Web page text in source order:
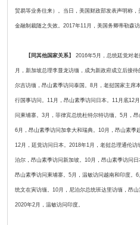
贸易等业务往来）。当日，美国财政部发表声明称
金融制裁随之失效。2017年11月，美国务卿蒂勒森访
【同其他国家关系】 2016年5月，总统廷觉对
月，新加坡总理李显龙访缅，成为新政府成立后接
尔吉访缅，昂山素季访问泰国。8月，老挝国家主席
行国事访问。11月，昂山素季访问日本。11月底12
问柬埔寨。3月，菲律宾总统杜特尔特访缅。5月，
6月，昂山素季访问加拿大和瑞典。10月，昂山素季
12月，廷觉访问日本。2018年1月，老挝总理通伦
泊尔，昂山素季访问新加坡。10月，昂山素季访问
昂山素季访问柬埔寨。5月，温敏访问越南和印度。
统文在寅访缅。10月，尼泊尔总统班达里访缅，昂
2020年2月，温敏访问印度。